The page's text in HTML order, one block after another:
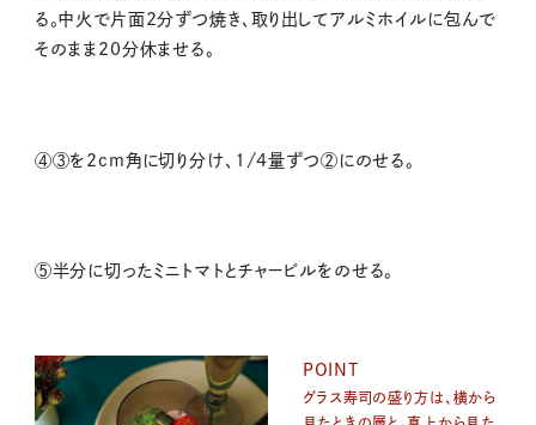
る。中火で片面2分ずつ焼き、取り出してアルミホイルに包んで
そのまま20分休ませる。
④③を2cm角に切り分け、1/4量ずつ②にのせる。
⑤半分に切ったミニトマトとチャービルをのせる。
POINT
グラス寿司の盛り方は、横から
見たときの層と、真上から見た